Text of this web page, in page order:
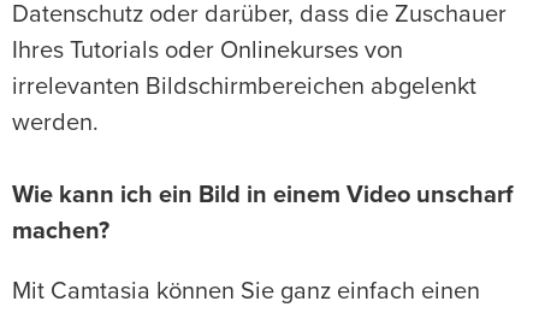
Datenschutz oder darüber, dass die Zuschauer
Ihres Tutorials oder Onlinekurses von
irrelevanten Bildschirmbereichen abgelenkt
werden.
Wie kann ich ein Bild in einem Video unscharf
machen?
Mit Camtasia können Sie ganz einfach einen